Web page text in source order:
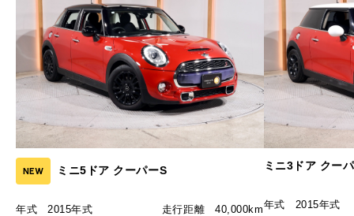
NEW ミニ5ドア クーパーS
年式 2015年式 走行距離 40,000km
ミニ3ドア クー
年式 2015年式